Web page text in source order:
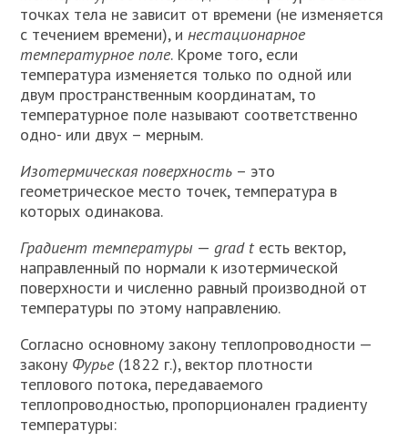
точках тела не зависит от времени (не изменяется
с течением времени), инестационарное
температурное поле. Кроме то­го, если
температура изменяется только по одной или
двум пространственным координатам, то
температурное поле на­зывают соответственно
одно- или двух – мерным.
Изотермическая поверхность – это
геометрическое место точек, температура в
которых одинакова.
Градиент температуры — grad tесть вектор,
направленный по нор­мали к изотермической
поверхности и численно равный производной от
тем­пературы по этому направлению.
Согласно основному закону тепло­проводности —
закону Фурье (1822 г.), вектор плотности
теплового потока, передаваемого
теплопроводностью, пропорционален градиенту
температуры: